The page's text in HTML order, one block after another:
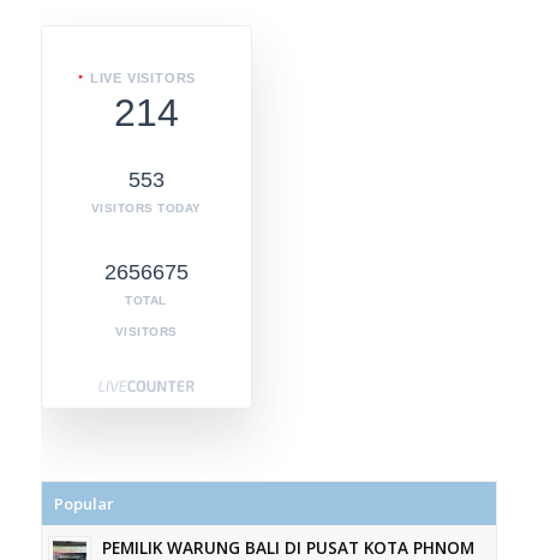
LIVE VISITORS
214
553
VISITORS TODAY
2656675
TOTAL
VISITORS
Popular
PEMILIK WARUNG BALI DI PUSAT KOTA PHNOM